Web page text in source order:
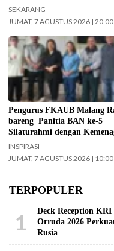
Meluas ke Arah Bukit B 29
SEKARANG
JUMAT, 7 AGUSTUS 2026 | 20:00
Jajaran Pengurus FKAUB
beserta perwakilan panitia
pelaksana Barikan Anak
(BAN) Ke – 5 silaturahmi
Yayasan Masjid Agung Jami
Malang. Selain itu juga
dengan jajaran Kantor
Kementerian Agama (Kemenag)
Kabupaten Malang. (Foto: ist)
Pengurus FKAUB Malang
bareng Panitia BAN ke-5
Silaturahmi dengan
Kabupaten Malang dan
Masjid Agung Jami Malang
INSPIRASI
JUMAT, 7 AGUSTUS 2026 | 10:00
TERPOPULER
1
Deck Reception
Orruda 2026
Rusia